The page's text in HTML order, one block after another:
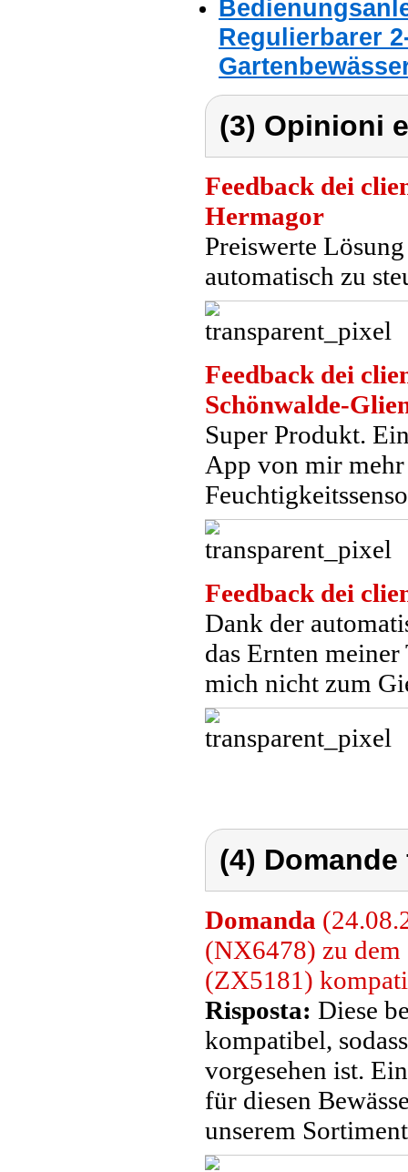
Regulierbarer
(3) Opinioni
Feedback dei
Hermagor
Preiswerte
automatisch zu
Feedback dei
Schönwalde-
Super Produkt.
App von mir
Feedback dei
Dank der
das Ernten
mich nicht zum
(4)
Domanda
(NX6478) zu
(ZX5181)
Risposta: Diese
kompatibel,
vorgesehen ist.
für diesen
unserem